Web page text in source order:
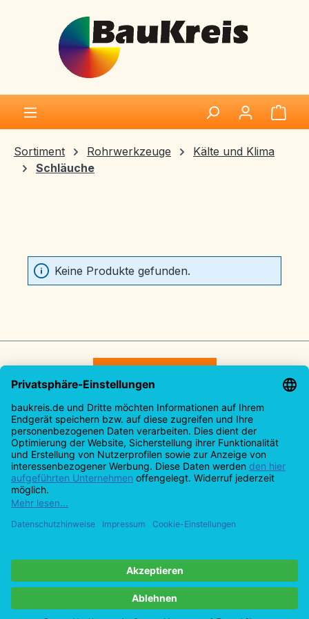
Zum Hauptinhalt springen
Sortiment Rohrwerkzeuge
Kälte und Klima
Schläuche
Keine Produkte gefunden.
Service-Hotline
Rechtliches
Informationen
Versandkostenund ggf. Nachnahmegebühren, wenn
nicht anders angegeben.